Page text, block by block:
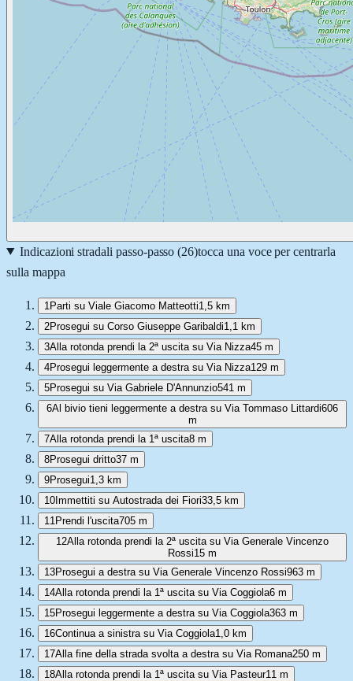
Indicazioni stradali passo-passo (26)tocca una voce per centrarla
sulla mappa
1 Parti su Viale Giacomo Matteotti1,5 km
2Prosegui su Corso Giuseppe Garibaldi1,1 km
3Alla rotonda prendi la 2ª uscita su Via Nizza45 m
4Prosegui leggermente a destra su Via Nizza129 m
5Prosegui su Via Gabriele D'Annunzio541 m
6Al bivio tieni leggermente a destra su Via Tommaso Littardi606
m
7Alla rotonda prendi la 1ª uscita8 m
8Prosegui dritto37 m
9Prosegui1,3 km
10Immettiti su Autostrada dei Fiori33,5 km
11 Prendi l'uscita705 m
12Alla rotonda prendi la 2ª uscita su Via Generale Vincenzo
Rossi15 m
13Prosegui a destra su Via Generale Vincenzo Rossi963 m
14Alla rotonda prendi la 1ª uscita su Via Coggiola6 m
15Prosegui leggermente a destra su Via Coggiola363 m
16Continua a sinistra su Via Coggiola1,0 km
17Alla fine della strada svolta a destra su Via Romana250 m
18Alla rotonda prendi la 1ª uscita su Via Pasteur11 m